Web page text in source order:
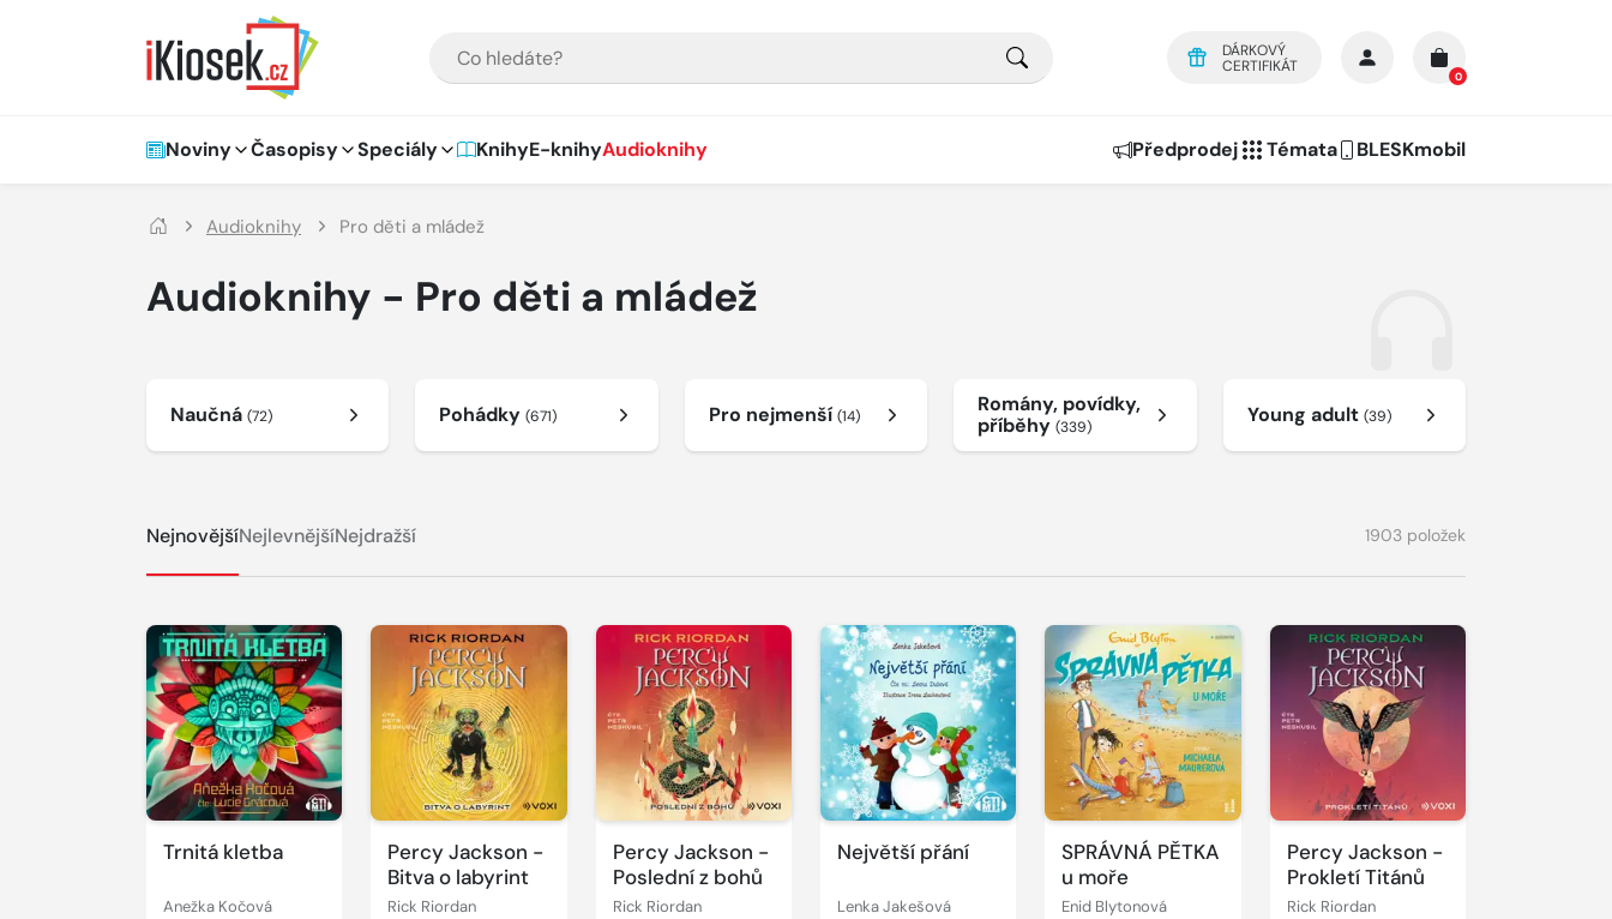
DÁRKOVÝ
CERTIFIKÁT
0
Hlavní navigace
Noviny Časopisy Speciály KnihyE-knihyAudioknihy Předprodej Témata BLESKmobil
Audioknihy Pro děti a mládež
Audioknihy - Pro děti a mládež
Naučná (72) Pohádky(671) Pro nejmenší (14)
Romány, povídky,
příběhy(339) Young adult (39)
NejnovějšíNejlevnějšíNejdražší 1903 položek
Trnitá kletba
Anežka Kočová
Přehrát
ukázku
Percy Jackson -
Bitva o labyrint
Rick Riordan
Přehrát
ukázku
Percy Jackson -
Poslední z bohů
Rick Riordan
Přehrát
ukázku
Největší přání
Lenka Jakešová
Přehrát
ukázku
SPRÁVNÁ PĚTKA
u moře
Enid Blytonová
Přehrát
ukázku
Percy Jackson -
Prokletí Titánů
Rick Riordan